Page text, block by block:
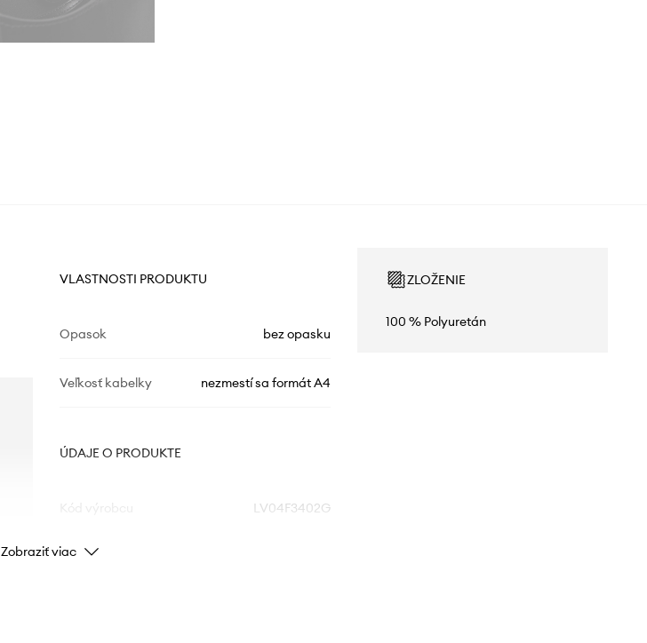
VLASTNOSTI PRODUKTU
Opasok bez opasku
Veľkosť kabelky nezmestí sa formát A4
ÚDAJE O PRODUKTE
LV04F3402G
Farba
ZLOŽENIE
100 % Polyuretán
Zobraziť viac